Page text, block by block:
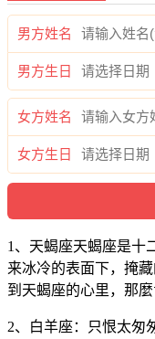
男方姓名
男方生日
女方姓名
女方生日
1、天蝎座天蝎座是十
来冰冷的表面下，掩
到天蝎座的心里，那
2、白羊座：只恨太匆